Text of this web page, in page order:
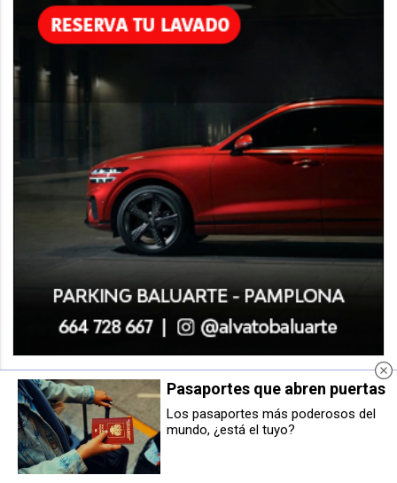
Charla-coloquio sobre la soledad
este sábado 26 en Civivox
Condestable
Pasaportes que abren puertas
Los pasaportes más poderosos del
mundo, ¿está el tuyo?